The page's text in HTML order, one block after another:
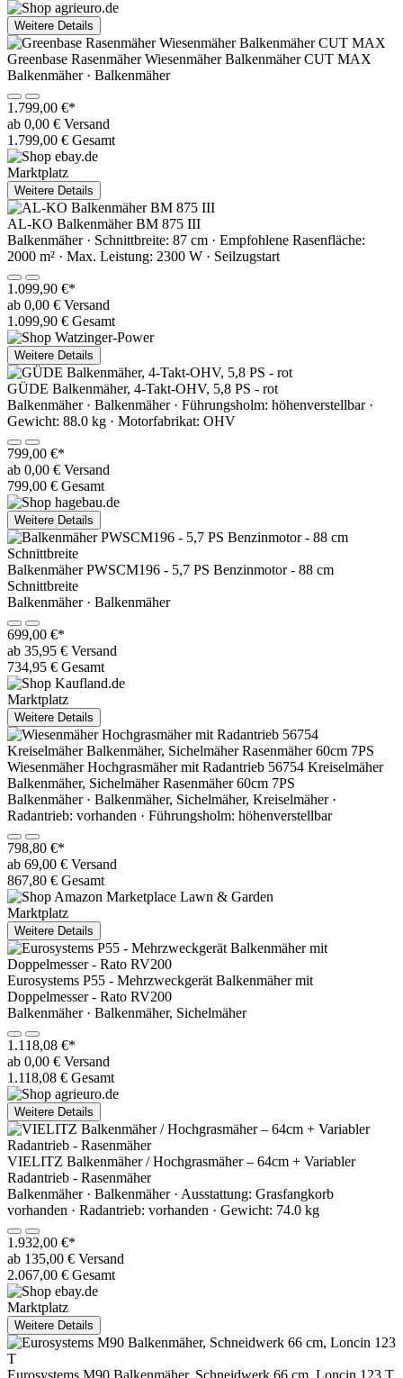
Weitere Details
Greenbase Rasenmäher Wiesenmäher Balkenmäher CUT MAX
Balkenmäher · Balkenmäher
1.799,00 €*
ab 0,00 € Versand
1.799,00 € Gesamt
Marktplatz
Weitere Details
AL-KO Balkenmäher BM 875 III
Balkenmäher · Schnittbreite: 87 cm · Empfohlene Rasenfläche:
2000 m² · Max. Leistung: 2300 W · Seilzugstart
1.099,90 €*
ab 0,00 € Versand
1.099,90 € Gesamt
Weitere Details
GÜDE Balkenmäher, 4-Takt-OHV, 5,8 PS - rot
Balkenmäher · Balkenmäher · Führungsholm: höhenverstellbar ·
Gewicht: 88.0 kg · Motorfabrikat: OHV
799,00 €*
ab 0,00 € Versand
799,00 € Gesamt
Weitere Details
Balkenmäher PWSCM196 - 5,7 PS Benzinmotor - 88 cm
Schnittbreite
Balkenmäher · Balkenmäher
699,00 €*
ab 35,95 € Versand
734,95 € Gesamt
Marktplatz
Weitere Details
Wiesenmäher Hochgrasmäher mit Radantrieb 56754 Kreiselmäher
Balkenmäher, Sichelmäher Rasenmäher 60cm 7PS
Balkenmäher · Balkenmäher, Sichelmäher, Kreiselmäher ·
Radantrieb: vorhanden · Führungsholm: höhenverstellbar
798,80 €*
ab 69,00 € Versand
867,80 € Gesamt
Marktplatz
Weitere Details
Eurosystems P55 - Mehrzweckgerät Balkenmäher mit
Doppelmesser - Rato RV200
Balkenmäher · Balkenmäher, Sichelmäher
1.118,08 €*
ab 0,00 € Versand
1.118,08 € Gesamt
Weitere Details
VIELITZ Balkenmäher / Hochgrasmäher – 64cm + Variabler
Radantrieb - Rasenmäher
Balkenmäher · Balkenmäher · Ausstattung: Grasfangkorb
vorhanden · Radantrieb: vorhanden · Gewicht: 74.0 kg
1.932,00 €*
ab 135,00 € Versand
2.067,00 € Gesamt
Marktplatz
Weitere Details
Eurosystems M90 Balkenmäher, Schneidwerk 66 cm, Loncin 123 T